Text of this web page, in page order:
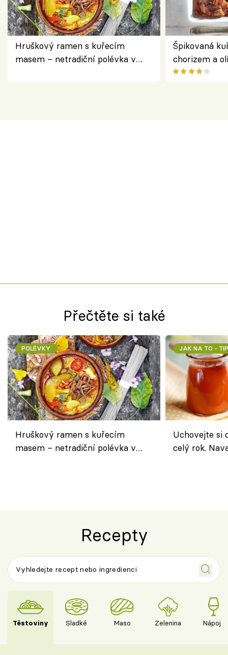
Hruškový ramen s kuřecím
masem – netradiční polévka v
Špikovaná
chorizem a
letní
Přečtěte si také
POLÉVKY
Hruškový ramen s kuřecím
masem – netradiční polévka v
JAK NA TO -
Uchovejte si
celý rok.
Recepty
Těstoviny Sladké Maso Zelenina Nápoje